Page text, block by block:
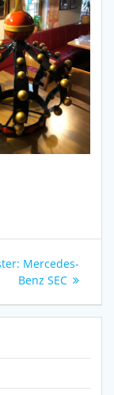
Nächster
Beitrag:
Mercedes-
Benz SEC